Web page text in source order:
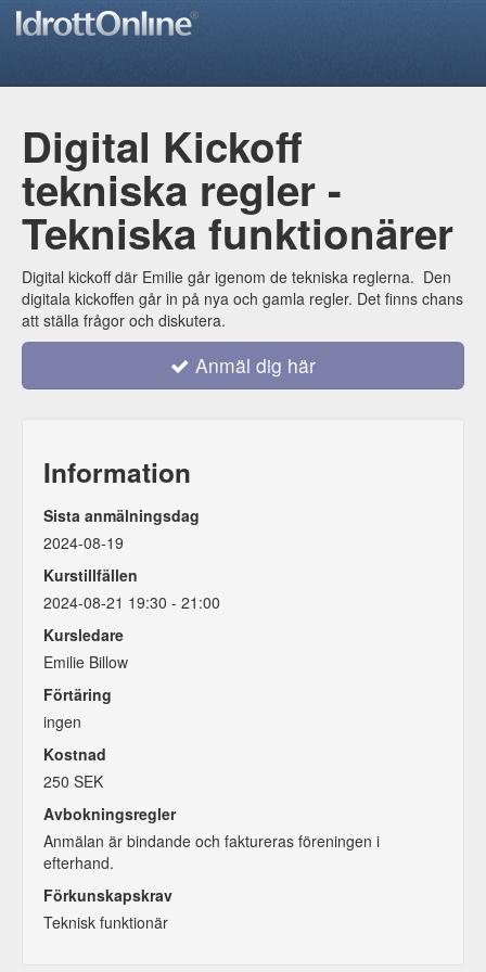
Digital Kickoff
tekniska regler -
Tekniska funktionärer
Digital kickoff där Emilie går igenom de tekniska reglerna. Den
digitala kickoffen går in på nya och gamla regler. Det finns chans
att ställa frågor och diskutera.
Anmäl dig här
Information
Sista anmälningsdag
2024-08-19
Kurstillfällen
2024-08-21 19:30 - 21:00
Kursledare
Emilie Billow
Förtäring
ingen
Kostnad
250 SEK
Avbokningsregler
Anmälan är bindande och faktureras föreningen i
efterhand.
Förkunskapskrav
Teknisk funktionär